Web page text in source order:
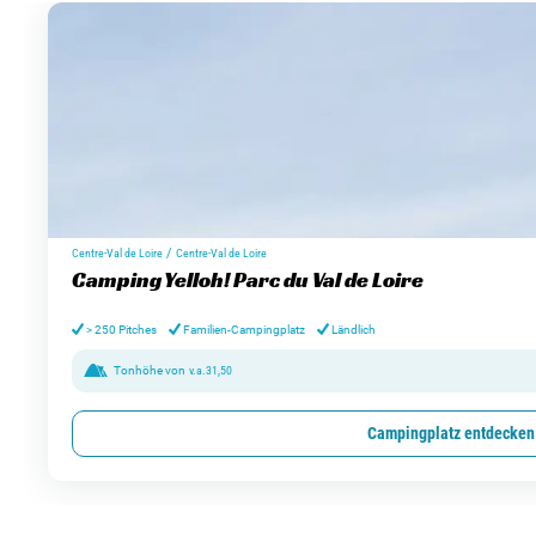
Centre-Val de Loire / Centre-Val de Loire
Camping Yelloh! Parc du Val de Loire
> 250 Pitches Familien-Campingplatz Ländlich
Tonhöhe von v.a.31,50
Campingplatz entdecken